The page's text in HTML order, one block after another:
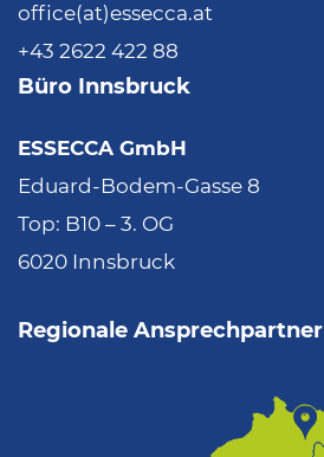
office(at)essecca.at
+43 2622 422 88
Büro Innsbruck
ESSECCA GmbH
Eduard-Bodem-Gasse 8
Top: B10 – 3. OG
6020 Innsbruck
Regionale Ansprechpartner